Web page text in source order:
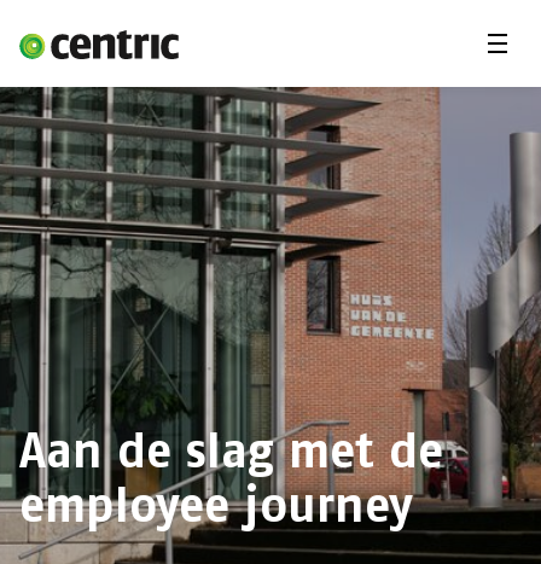
Oplossingen
Branches
Over Centric
Contact
Careers
Insights
Aan de slag met de
employee journey